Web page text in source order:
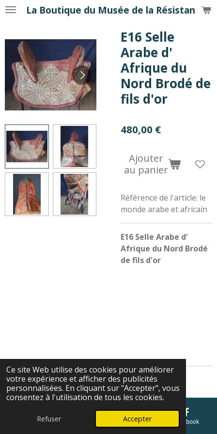
Ce site Web utilise des cookies pour améliorer
votre expérience et afficher des publicités
personnalisées. En cliquant sur "Accepter", vous
consentez à l'utilisation de tous les cookies.
Refuser Accepter
Passer
principal
La Boutique du Musée de la Résistance
E16 Selle
Arabe d'
Afrique du
Nord Brodé de
fils d'or
480,00 €
Ajouter
au panier
Référence de l'article: le
monde arabe et africain
E16 Selle Arabe d'
Afrique du Nord Brodé
de fils d'or
Cgv
E-mail Carte Facebook